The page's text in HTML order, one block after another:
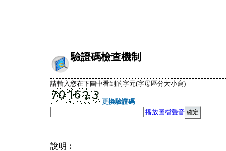
驗證碼檢查機制
請輸入您在下圖中看到的字元(字母區分大小寫)
更換驗證碼
播放圖檔聲音
說明︰